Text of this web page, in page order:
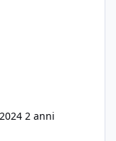
2 anni